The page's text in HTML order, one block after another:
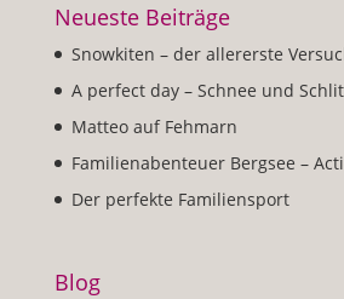
Neueste Beiträge
Snowkiten – der allererste
A perfect day – Schnee und
Matteo auf Fehmarn
Familienabenteuer Bergsee –
Der perfekte Familiensport
Blog